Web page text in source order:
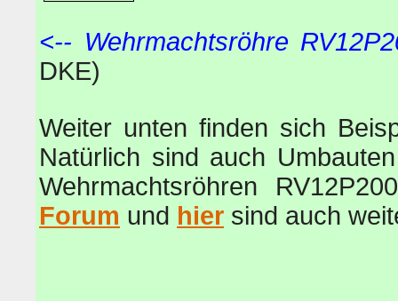
<-- Wehrmachtsröhre
DKE)
Weiter unten finden sich
Natürlich sind auch
Wehrmachtsröhren
Forum und hier sind auch